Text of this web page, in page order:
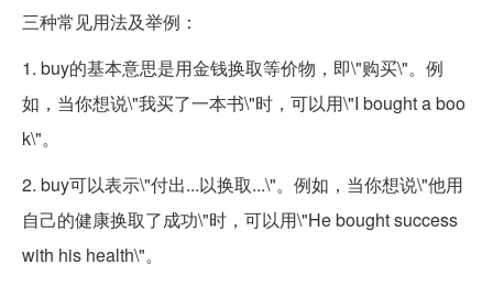
三种常见用法及举例：
1. buy的基本意思是用金钱换取等价物，即\"购买\"。例
如，当你想说\"我买了一本书\"时，可以用\"I bought a boo
k\"。
2. buy可以表示\"付出...以换取...\"。例如，当你想说\"他用
自己的健康换取了成功\"时，可以用\"He bought success
with his health\"。